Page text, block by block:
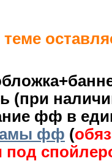
(при
фф в
фф (
под